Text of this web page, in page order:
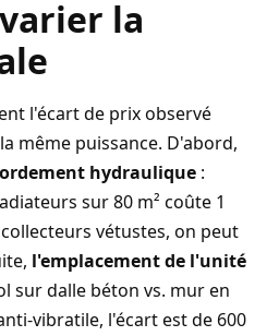
la
l'écart de prix observé
même puissance. D'abord,
hydraulique :
sur 80 m² coûte 1
collecteurs vétustes, on peut
l'emplacement de l'unité
sur dalle béton vs. mur en
vibratile, l'écart est de 600